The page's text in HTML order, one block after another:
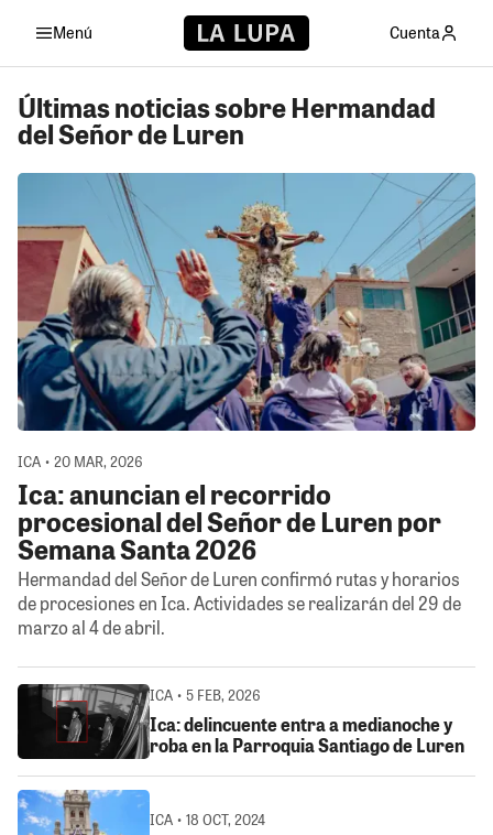
Menú Cuenta
Últimas noticias sobre Hermandad
del Señor de Luren
ICA • 20 MAR, 2026
Ica: anuncian el recorrido
procesional del Señor de Luren por
Semana Santa 2026
Hermandad del Señor de Luren confirmó rutas y horarios
de procesiones en Ica. Actividades se realizarán del 29 de
marzo al 4 de abril.
ICA • 5 FEB, 2026
Ica: delincuente entra a medianoche y
roba en la Parroquia Santiago de Luren
ICA • 18 OCT, 2024